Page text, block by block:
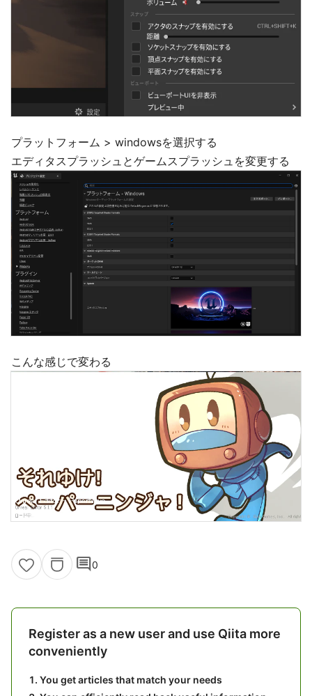
プラットフォーム > windowsを選択する
エディタスプラッシュとゲームスプラッシュを変更する
こんな感じで変わる
comment0
Register as a new user and use Qiita more
conveniently
You get articles that match your needs